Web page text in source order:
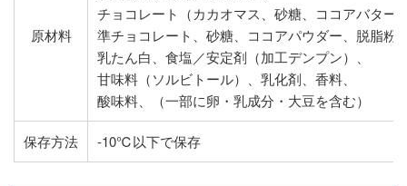
原材料
チョコレート（カカオマス、砂糖、ココアバター
準チョコレート、砂糖、ココアパウダー、脱脂粉
乳たん白、食塩／安定剤（加工デンプン）、
甘味料（ソルビトール）、乳化剤、香料、
酸味料、（一部に卵・乳成分・大豆を含む）
保存方法 -10℃以下で保存